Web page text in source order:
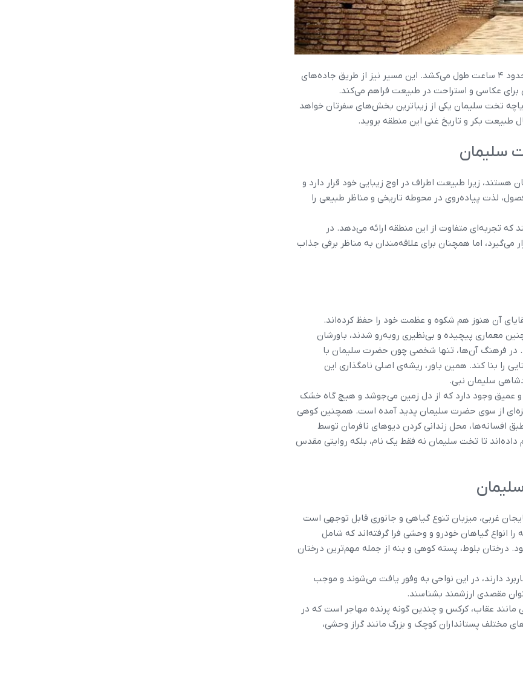
اگر در ارومیه هستید، حدود ۳۰۶ کیلومتر راه در پیش دارید که حدود ۴ ساعت طول می‌کشد. این مسیر نیز از طریق جاده‌های
عکاسی و استراحت در طبیعت فراهم می‌کند.
تخت سلیمان یکی از زیباترین بخش‌های سفرتان خواهد
طبیعت بکر و تاریخ غنی این منطقه بروید.
سلیمان
هستند، زیرا طبیعت اطراف در اوج زیبایی خود قرار دارد و
لذت پیاده‌روی در محوطه تاریخی و مناظر طبیعی را
که تجربه‌ای متفاوت از این منطقه ارائه می‌دهد. در
می‌گیرد، اما همچنان برای علاقه‌مندان به مناظر برفی جذاب
آن هنوز هم شکوه و عظمت خود را حفظ کرده‌اند.
معماری پیچیده و بی‌نظیری روبه‌رو شدند، باورشان
فرهنگ آن‌ها، تنها شخصی چون حضرت سلیمان با
را بنا کند. همین باور، ریشه‌ی اصلی نامگذاری این
سلیمان نبی.
و عمیق وجود دارد که از دل زمین می‌جوشد و هیچ‌ گاه خشک
از سوی حضرت سلیمان پدید آمده است. همچنین کوهی
طبق افسانه‌ها، محل زندانی کردن دیوهای نافرمان توسط
تا تخت سلیمان نه فقط یک نام، بلکه روایتی مقدس
غربی، میزبان تنوع گیاهی و جانوری قابل توجهی است
گیاهان خودرو و وحشی فرا گرفته‌اند که شامل
درختان بلوط، پسته کوهی و بنه از جمله مهم‌ترین درختان
دارند، در این نواحی به وفور یافت می‌شوند و موجب
مقصدی ارزشمند بشناسند.
مانند عقاب، کرکس و چندین گونه پرنده مهاجر است که در
پستانداران کوچک و بزرگ مانند گراز وحشی،